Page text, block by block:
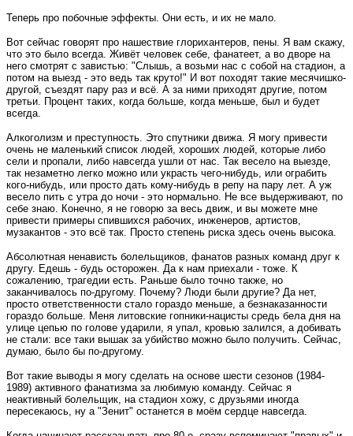
Теперь про побочные эффекты. Они есть, и их не мало.
Вот сейчас говорят про нашествие глорихантеров, пены. Я вам скажу,
что это было всегда. Живёт человек себе, фанатеет, а во дворе на
него смотрят с завистью: "Слышь, а возьми нас с собой на стадион, а
потом на выезд - это ведь так круто!" И вот походят такие месячишко-
другой, съездят пару раз и всё. А за ними приходят другие, потом
третьи. Процент таких, когда больше, когда меньше, был и будет
всегда.
Алкоголизм и преступность. Это спутники движа. Я могу привести
очень не маленький список людей, хороших людей, которые либо
сели и пропали, либо навсегда ушли от нас. Так весело на выезде,
так незаметно легко можно или украсть чего-нибудь, или ограбить
кого-нибудь, или просто дать кому-нибудь в репу на пару лет. А уж
весело пить с утра до ночи - это нормально. Не все выдерживают, по
себе знаю. Конечно, я не говорю за весь движ, и вы можете мне
привести примеры спившихся рабочих, инженеров, артистов,
музакантов - это всё так. Просто степень риска здесь очень высока.
Абсолютная ненависть болельщиков, фанатов разных команд друг к
другу. Едешь - будь осторожен. Да к нам приехали - тоже. К
сожалению, трагедии есть. Раньше было точно также, но
заканчивалось по-другому. Почему? Люди были другие? Да нет,
просто ответственности стало гораздо меньше, а безнаказанности
гораздо больше. Меня литовские гопники-нацисты средь бела дня на
улице цепью по голове ударили, я упал, кровью залился, а добивать
не стали: все таки вышак за убийство можно было получить. Сейчас,
думаю, было бы по-другому.
Вот такие выводы я могу сделать на основе шести сезонов (1984-
1989) активного фанатизма за любимую команду. Сейчас я
неактивный болельщик, на стадион хожу, с друзьями иногда
пересекаюсь, ну а "Зенит" останется в моём сердце навсегда.